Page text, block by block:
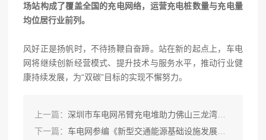
场站构成了覆盖全国的充电网络，运营充电桩数量与充电量
均位居行业前列。
风好正是扬帆时，不待扬鞭自奋蹄。站在新的起点上，车电
网将继续创新经营模式、提升技术与服务水平，推动行业健
康持续发展，为“双碳”目标的实现不懈努力。
上一篇： 深圳市车电网吊臂充电堆助力佛山三龙湾游轮电动化
下一篇： 车电网参编《新型交通能源基础设施发展研究报告2022》正式发布！